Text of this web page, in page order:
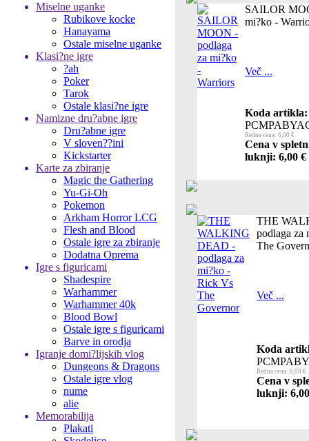
Miselne uganke
Rubikove kocke
Hanayama
Ostale miselne uganke
Klasi?ne igre
?ah
Poker
Tarok
Ostale klasi?ne igre
Namizne dru?abne igre
Dru?abne igre
V sloven??ini
Kickstarter
Karte za zbiranje
Magic the Gathering
Yu-Gi-Oh
Pokemon
Arkham Horror LCG
Flesh and Blood
Ostale igre za zbiranje
Dodatna Oprema
Igre s figuricami
Shadespire
Warhammer
Warhammer 40k
Blood Bowl
Ostale igre s figuricami
Barve in orodja
Igranje domi?lijskih vlog
Dungeons & Dragons
Ostale igre vlog
nume
alie
Memorabilija
Plakati
SAILOR
mi?ko -
Več ...
Koda artikla:
Redna cena: 6,00 €
Cena v
luknji: 6,00 €
THE
podlaga za
The
Več ...
Koda
Redna cena: 6,00 €
Cena v
luknji: